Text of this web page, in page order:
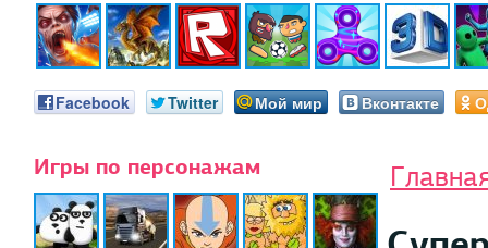
Facebook Twitter Мой мир Вконтакте
Игры по персонажам